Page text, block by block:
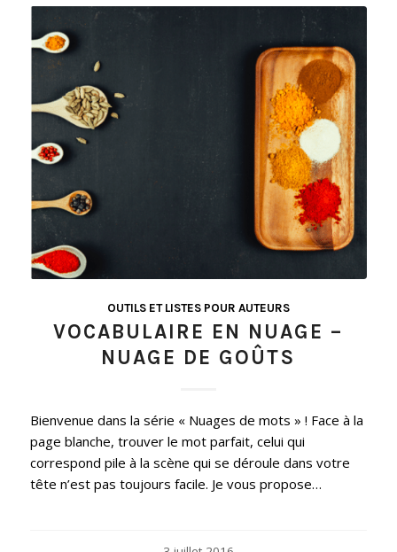
OUTILS ET LISTES POUR AUTEURS
VOCABULAIRE EN NUAGE –
NUAGE DE GOÛTS
Bienvenue dans la série « Nuages de mots » ! Face à la
page blanche, trouver le mot parfait, celui qui
correspond pile à la scène qui se déroule dans votre
tête n’est pas toujours facile. Je vous propose…